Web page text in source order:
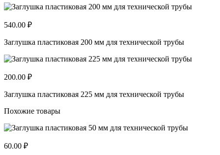
540.00 ₽
Заглушка пластиковая 200 мм для технической трубы
200.00 ₽
Заглушка пластиковая 225 мм для технической трубы
Похожие товары
60.00 ₽